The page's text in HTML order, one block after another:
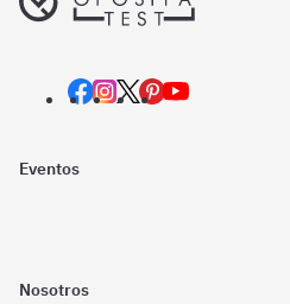
Eventos
Nosotros